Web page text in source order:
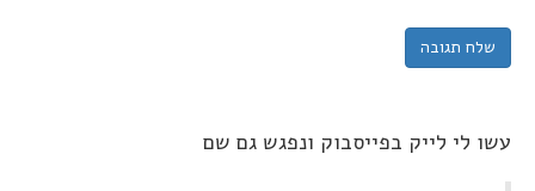
עשו לי לייק בפייסבוק ונפגש גם שם